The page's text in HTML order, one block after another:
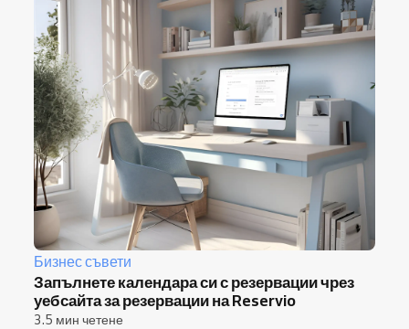
Бизнес съвети
Запълнете календара си с резервации чрез
уебсайта за резервации на Reservio
3.5 мин четене